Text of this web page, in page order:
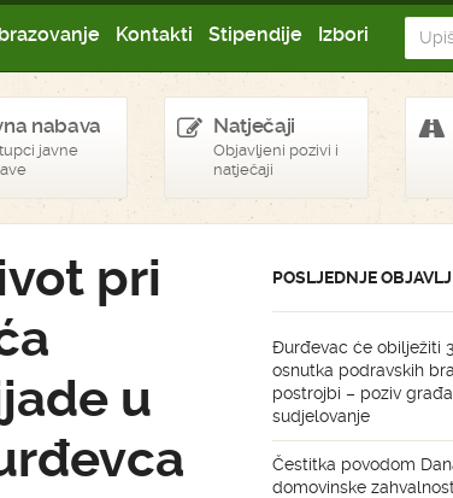
Kontakti Stipendije Izbori
nabava
javne
Natječaji
Objavljeni pozivi i
natječaji
pri
u
POSLJEDNJE
Đurđevac će obilježiti
osnutka podravskih
postrojbi – poziv
sudjelovanje
Čestitka povodom
domovinske